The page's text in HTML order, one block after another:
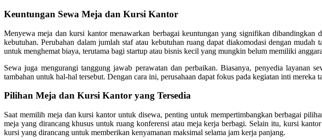
Keuntungan Sewa Meja dan Kursi Kantor
Menyewa meja dan kursi kantor menawarkan berbagai keuntungan yang signifikan dibandingkan
kebutuhan. Perubahan dalam jumlah staf atau kebutuhan ruang dapat diakomodasi dengan
untuk menghemat biaya, terutama bagi startup atau bisnis kecil yang mungkin belum memiliki
Sewa juga mengurangi tanggung jawab perawatan dan perbaikan. Biasanya, penyedia layanan
tambahan untuk hal-hal tersebut. Dengan cara ini, perusahaan dapat fokus pada kegiatan inti mereka
Pilihan Meja dan Kursi Kantor yang Tersedia
Saat memilih meja dan kursi kantor untuk disewa, penting untuk mempertimbangkan berbagai
meja yang dirancang khusus untuk ruang konferensi atau meja kerja berbagi. Selain itu, kursi
kursi yang dirancang untuk memberikan kenyamanan maksimal selama jam kerja panjang.